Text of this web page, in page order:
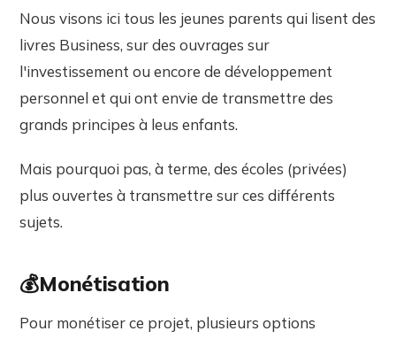
Nous visons ici tous les jeunes parents qui lisent des
livres Business, sur des ouvrages sur
l'investissement ou encore de développement
personnel et qui ont envie de transmettre des
grands principes à leus enfants.
Mais pourquoi pas, à terme, des écoles (privées)
plus ouvertes à transmettre sur ces différents
sujets.
💰Monétisation
Pour monétiser ce projet, plusieurs options